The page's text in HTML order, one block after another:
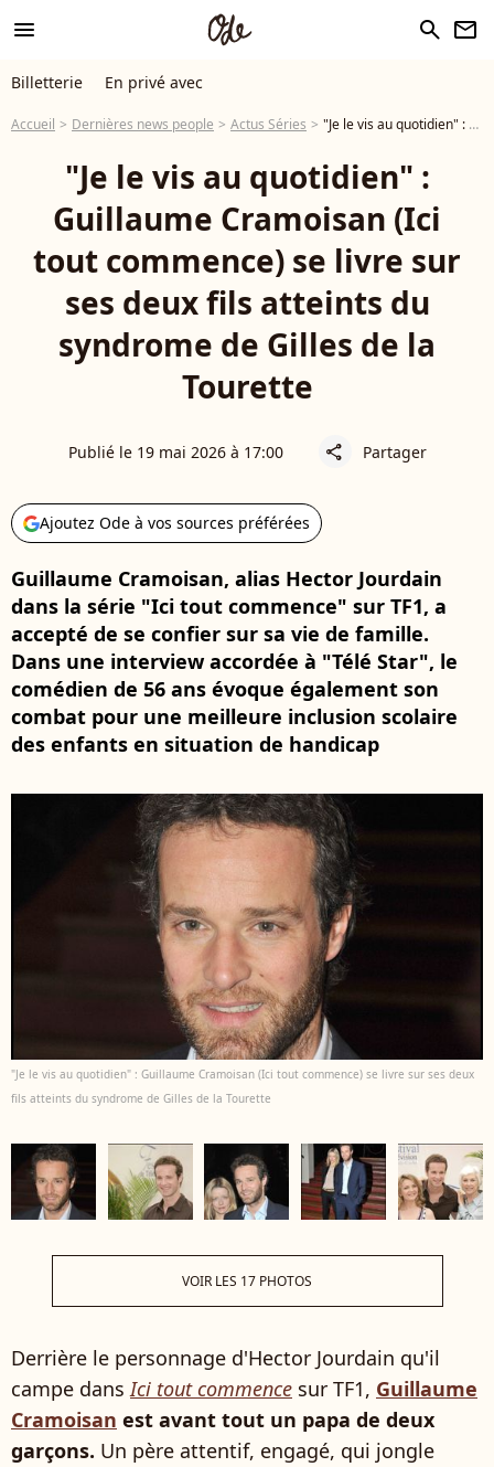
menu search newsletter
Billetterie En privé avec
Accueil Dernières news people Actus Séries "Je le vis au quotidien" : Guillaume Cramoisan (Ici tout commence) se livre sur ses deux fils atteints du syndrome de Gilles de la Tourette
"Je le vis au quotidien" :
Guillaume Cramoisan (Ici
tout commence) se livre sur
ses deux fils atteints du
syndrome de Gilles de la
Tourette
Publié le 19 mai 2026 à 17:00 share Partager
Ajoutez Ode à vos sources préférées
Guillaume Cramoisan, alias Hector Jourdain
dans la série "Ici tout commence" sur TF1, a
accepté de se confier sur sa vie de famille.
Dans une interview accordée à "Télé Star", le
comédien de 56 ans évoque également son
combat pour une meilleure inclusion scolaire
des enfants en situation de handicap
"Je le vis au quotidien" : Guillaume Cramoisan (Ici tout commence) se livre sur ses deux
fils atteints du syndrome de Gilles de la Tourette
VOIR LES 17 PHOTOS
Derrière le personnage d'Hector Jourdain qu'il
campe dansIci tout commence sur TF1, Guillaume
Cramoisan est avant tout un papa de deux
garçons. Un père attentif, engagé, qui jongle